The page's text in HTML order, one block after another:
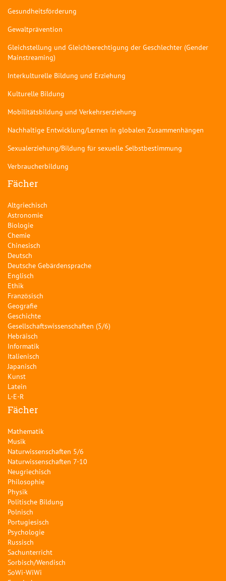
Gesundheitsförderung
Gewaltprävention
Gleichstellung und Gleichberechtigung der Geschlechter (Gender
Mainstreaming)
Interkulturelle Bildung und Erziehung
Kulturelle Bildung
Mobilitätsbildung und Verkehrserziehung
Nachhaltige Entwicklung/Lernen in globalen Zusammenhängen
Sexualerziehung/Bildung für sexuelle Selbstbestimmung
Verbraucherbildung
Fächer
Altgriechisch
Astronomie
Biologie
Chemie
Chinesisch
Deutsch
Deutsche Gebärdensprache
Englisch
Ethik
Französisch
Geografie
Geschichte
Gesellschaftswissenschaften (5/6)
Hebräisch
Informatik
Italienisch
Japanisch
Kunst
Latein
L-E-R
Fächer
Mathematik
Musik
Naturwissenschaften 5/6
Naturwissenschaften 7-10
Neugriechisch
Philosophie
Physik
Politische Bildung
Polnisch
Portugiesisch
Psychologie
Russisch
Sachunterricht
Sorbisch/Wendisch
SoWi-WiWi